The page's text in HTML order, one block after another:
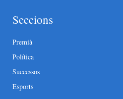
Seccions
Premià
Política
Successos
Esports